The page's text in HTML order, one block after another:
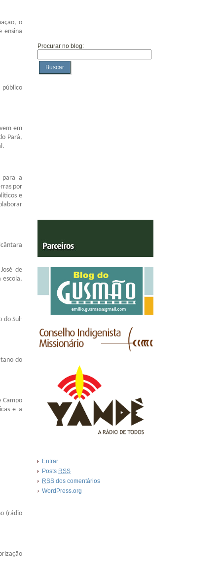
o
ensina
público
em
Pará,
para a
por
e
de
escola,
do Sul-
do
Campo
e a
(rádio
Procurar no blog:
Buscar
Entrar
Posts RSS
RSS dos comentários
WordPress.org